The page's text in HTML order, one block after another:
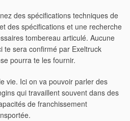
des spécifications techniques de
des spécifications et une recherche
tombereau articulé. Aucune
te sera confirmé par Exeltruck
pourra te les fournir.
vie. Ici on va pouvoir parler des
qui travaillent souvent dans des
de franchissement